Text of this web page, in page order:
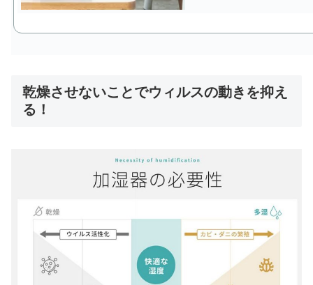
乾燥させないことでウィルスの動きを抑え
る！